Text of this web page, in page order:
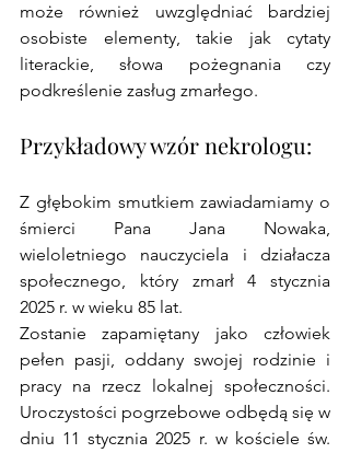
może również uwzględniać bardziej
osobiste elementy, takie jak cytaty
literackie, słowa pożegnania czy
podkreślenie zasług zmarłego.
Przykładowy wzór nekrologu:
Z głębokim smutkiem zawiadamiamy o
śmierci Pana Jana Nowaka,
wieloletniego nauczyciela i działacza
społecznego, który zmarł 4 stycznia
2025 r. w wieku 85 lat.
Zostanie zapamiętany jako człowiek
pełen pasji, oddany swojej rodzinie i
pracy na rzecz lokalnej społeczności.
Uroczystości pogrzebowe odbędą się w
dniu 11 stycznia 2025 r. w kościele św.